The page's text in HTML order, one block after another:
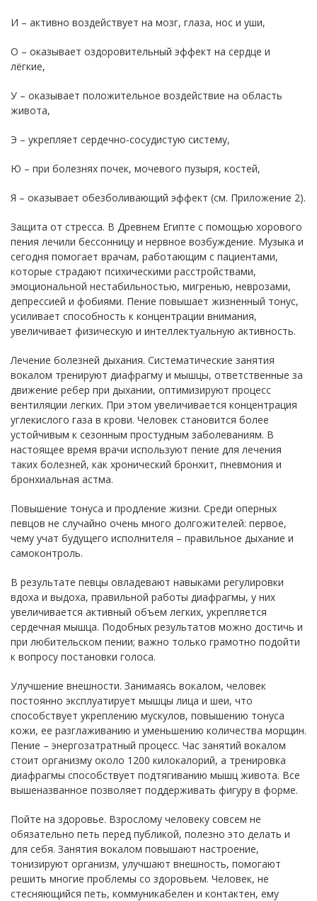
И – активно воздействует на мозг, глаза, нос и уши,
О – оказывает оздоровительный эффект на сердце и
лёгкие,
У – оказывает положительное воздействие на область
живота,
Э – укрепляет сердечно-сосудистую систему,
Ю – при болезнях почек, мочевого пузыря, костей,
Я – оказывает обезболивающий эффект (см. Приложение 2).
Защита от стресса. В Древнем Египте с помощью хорового
пения лечили бессонницу и нервное возбуждение. Музыка и
сегодня помогает врачам, работающим с пациентами,
которые страдают психическими расстройствами,
эмоциональной нестабильностью, мигренью, неврозами,
депрессией и фобиями. Пение повышает жизненный тонус,
усиливает способность к концентрации внимания,
увеличивает физическую и интеллектуальную активность.
Лечение болезней дыхания. Систематические занятия
вокалом тренируют диафрагму и мышцы, ответственные за
движение ребер при дыхании, оптимизируют процесс
вентиляции легких. При этом увеличивается концентрация
углекислого газа в крови. Человек становится более
устойчивым к сезонным простудным заболеваниям. В
настоящее время врачи используют пение для лечения
таких болезней, как хронический бронхит, пневмония и
бронхиальная астма.
Повышение тонуса и продление жизни. Среди оперных
певцов не случайно очень много долгожителей: первое,
чему учат будущего исполнителя – правильное дыхание и
самоконтроль.
В результате певцы овладевают навыками регулировки
вдоха и выдоха, правильной работы диафрагмы, у них
увеличивается активный объем легких, укрепляется
сердечная мышца. Подобных результатов можно достичь и
при любительском пении; важно только грамотно подойти
к вопросу постановки голоса.
Улучшение внешности. Занимаясь вокалом, человек
постоянно эксплуатирует мышцы лица и шеи, что
способствует укреплению мускулов, повышению тонуса
кожи, ее разглаживанию и уменьшению количества морщин.
Пение – энергозатратный процесс. Час занятий вокалом
стоит организму около 1200 килокалорий, а тренировка
диафрагмы способствует подтягиванию мышц живота. Все
вышеназванное позволяет поддерживать фигуру в форме.
Пойте на здоровье. Взрослому человеку совсем не
обязательно петь перед публикой, полезно это делать и
для себя. Занятия вокалом повышают настроение,
тонизируют организм, улучшают внешность, помогают
решить многие проблемы со здоровьем. Человек, не
стесняющийся петь, коммуникабелен и контактен, ему